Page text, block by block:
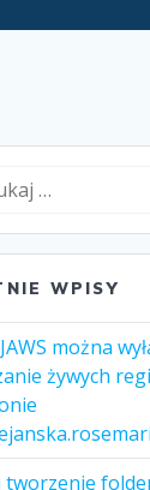
WPISY
można
żywych
i tworzenie